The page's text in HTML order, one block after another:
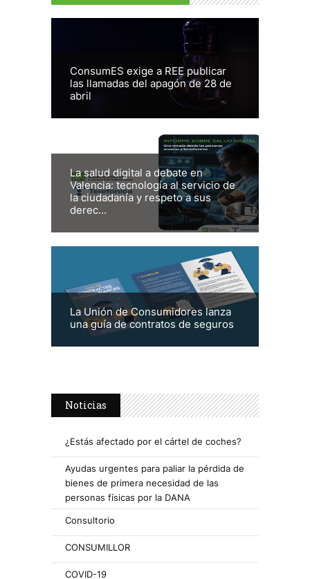
ConsumES exige a REE publicar
las llamadas del apagón de 28 de
abril
La salud digital a debate en
Valencia: tecnología al servicio de
la ciudadanía y respeto a sus
derec...
La Unión de Consumidores lanza
una guía de contratos de seguros
Noticias
¿Estás afectado por el cártel de coches?
Ayudas urgentes para paliar la pérdida de
bienes de primera necesidad de las
personas físicas por la DANA
Consultorio
CONSUMILLOR
COVID-19